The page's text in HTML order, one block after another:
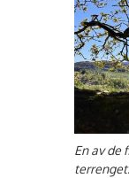
En av de